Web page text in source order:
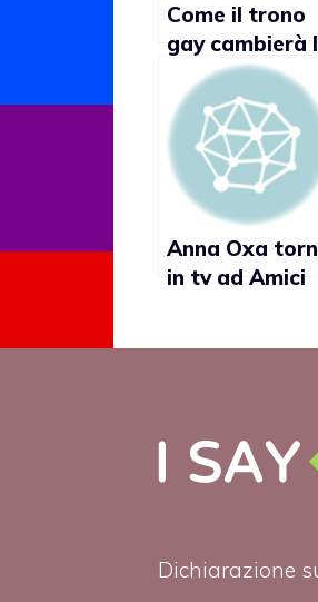
Come il trono
gay cambierà
cose in Italia
Anna Oxa
in tv ad Amici
Dichiarazione